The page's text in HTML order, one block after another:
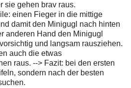
sie gehen brav raus.
einen Fieger in die mittige
damit den Minigugl nach hinten
anderen Hand den Minigugl
und langsam rausziehen.
auch die etwas
raus. --> Fazit: bei den ersten
sondern nach der besten